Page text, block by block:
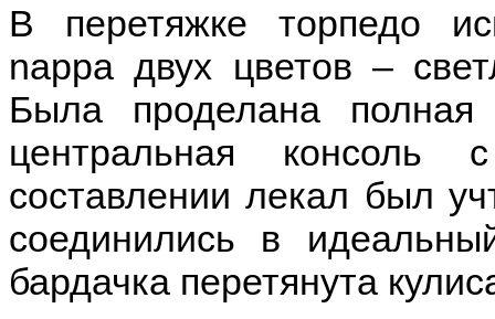
В перетяжке торпедо
nappa двух цветов –
Была проделана полная
центральная
составлении лекал был
соединились в
бардачка перетянута